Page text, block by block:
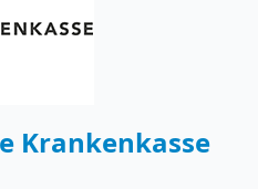
Krankenkasse